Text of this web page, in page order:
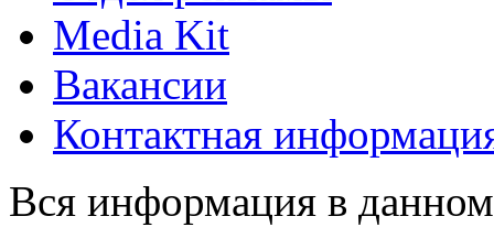
Media Kit
Вакансии
Контактная
Вся информация в